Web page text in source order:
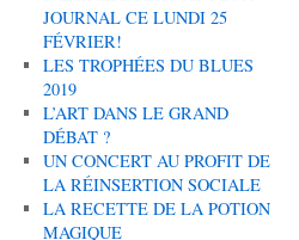
JOURNAL CE LUNDI 25
FÉVRIER!
LES TROPHÉES DU BLUES
2019
L’ART DANS LE GRAND
DÉBAT ?
UN CONCERT AU PROFIT DE
LA RÉINSERTION SOCIALE
LA RECETTE DE LA POTION
MAGIQUE